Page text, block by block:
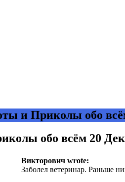
и Приколы обо
обо всём 20
Викторович wrote:
Заболел ветеринар. Раньше